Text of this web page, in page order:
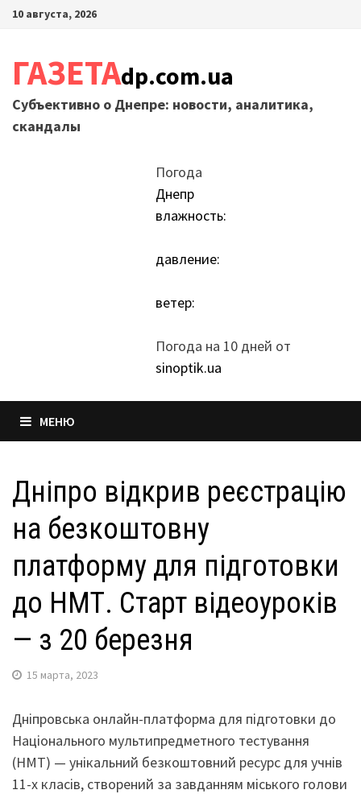
Перейти
10 августа, 2026
ГАЗЕТАdp.com.ua
Субъективно о Днепре: новости, аналитика,
скандалы
Погода
Днепр
влажность:
давление:
ветер:
Погода на 10 дней от
sinoptik.ua
МЕНЮ
Дніпро відкрив реєстрацію
на безкоштовну
платформу для підготовки
до НМТ. Старт відеоуроків
— з 20 березня
15 марта, 2023
Дніпровська онлайн-платформа для підготовки до
Національного мультипредметного тестування
(НМТ) — унікальний безкоштовний ресурс для учнів
11-х класів, створений за завданням міського голови